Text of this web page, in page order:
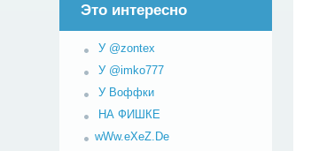
Это интересно
У @zontex
У @imko777
У Воффки
НА ФИШКЕ
wWw.eXeZ.De